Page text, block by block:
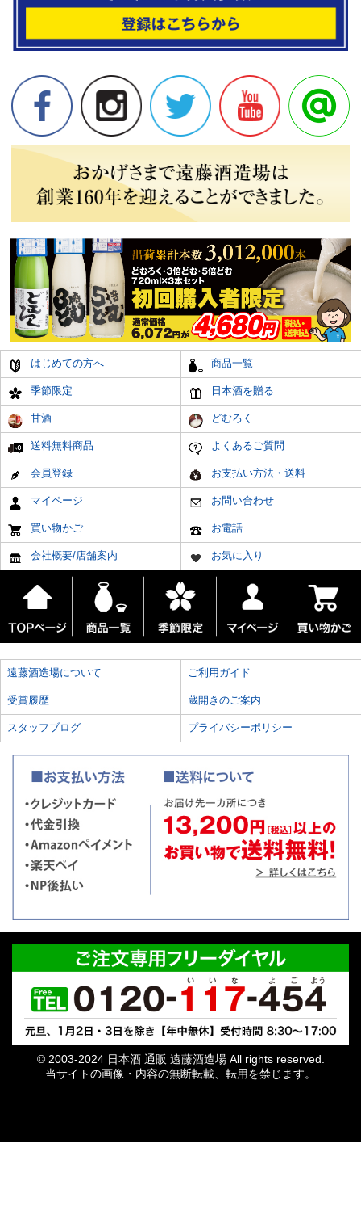
はじめての方へ 商品一覧
季節限定 日本酒を贈る
甘酒 どむろく
送料無料商品 よくあるご質問
会員登録 お支払い方法・送料
マイページ お問い合わせ
買い物かご お電話
会社概要/店舗案内 お気に入り
遠藤酒造場について ご利用ガイド
受賞履歴 蔵開きのご案内
スタッフブログ プライバシーポリシー
© 2003-2024 日本酒 通販 遠藤酒造場 All rights reserved.
当サイトの画像・内容の無断転載、転用を禁じます。